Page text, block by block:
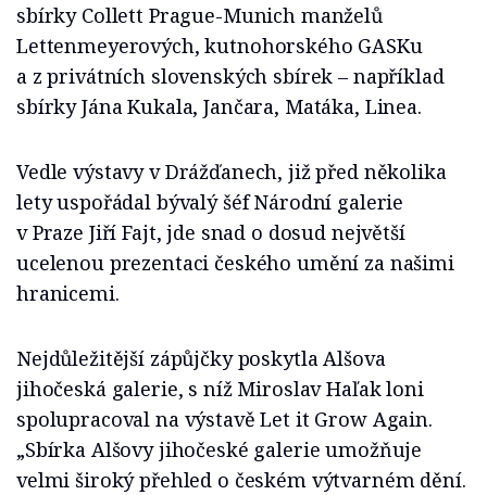
sbírky Collett Prague-Munich manželů
Lettenmeyerových, kutnohorského GASKu
a z privátních slovenských sbírek – například
sbírky Jána Kukala, Jančara, Matáka, Linea.
Vedle výstavy v Drážďanech, již před několika
lety uspořádal bývalý šéf Národní galerie
v Praze Jiří Fajt, jde snad o dosud největší
ucelenou prezentaci českého umění za našimi
hranicemi.
Nejdůležitější zápůjčky poskytla Alšova
jihočeská galerie, s níž Miroslav Haľak loni
spolupracoval na výstavě Let it Grow Again.
„Sbírka Alšovy jihočeské galerie umožňuje
velmi široký přehled o českém výtvarném dění.